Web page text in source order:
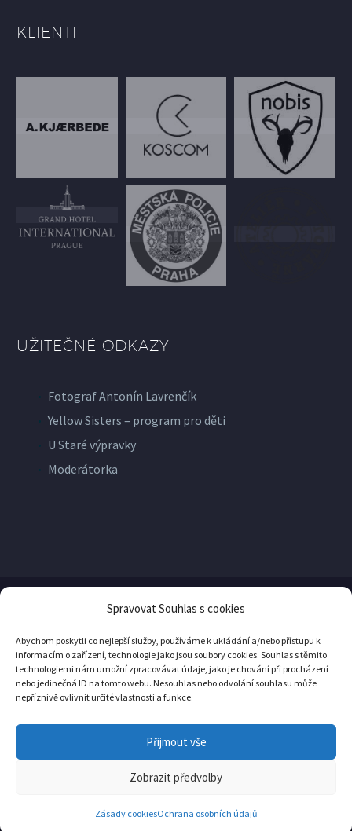
Spravovat Souhlas s cookies
Abychom poskytli co nejlepší služby, používáme k ukládání a/nebo přístupu k
informacím o zařízení, technologie jako jsou soubory cookies. Souhlas s těmito
technologiemi nám umožní zpracovávat údaje, jako je chování při procházení
nebo jedinečná ID na tomto webu. Nesouhlas nebo odvolání souhlasu může
nepříznivě ovlivnit určité vlastnosti a funkce.
Přijmout vše
Zobrazit předvolby
Zásady cookiesOchrana osobních údajů
KLIENTI
UŽITEČNÉ ODKAZY
Fotograf Antonín Lavrenčík
Yellow Sisters – program pro děti
U Staré výpravky
Moderátorka
Zásady cookies (EU)